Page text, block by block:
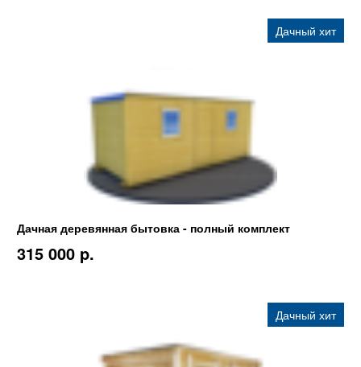
Дачный хит
Дачная деревянная бытовка - полный комплект
315 000 p.
Дачный хит